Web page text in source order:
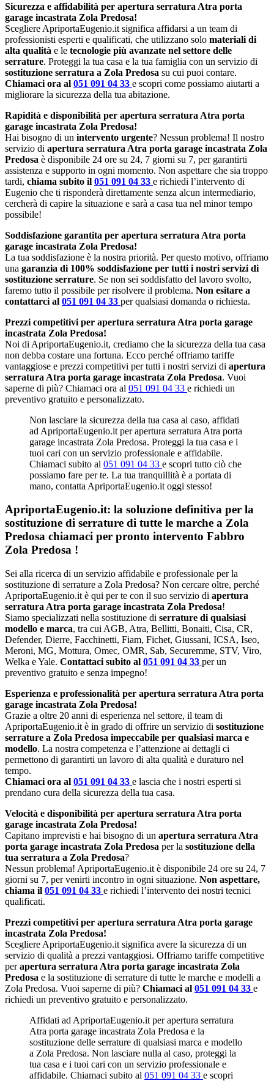
Sicurezza e affidabilità per apertura serratura Atra porta
garage incastrata Zola Predosa!
Scegliere ApriportaEugenio.it significa affidarsi a un team di
professionisti esperti e qualificati, che utilizzano solo materiali di
alta qualità e le tecnologie più avanzate nel settore delle
serrature. Proteggi la tua casa e la tua famiglia con un servizio di
sostituzione serratura a Zola Predosa su cui puoi contare.
Chiamaci ora al 051 091 04 33 e scopri come possiamo aiutarti a
migliorare la sicurezza della tua abitazione.
Rapidità e disponibilità per apertura serratura Atra porta
garage incastrata Zola Predosa!
Hai bisogno di un intervento urgente? Nessun problema! Il nostro
servizio di apertura serratura Atra porta garage incastrata Zola
Predosa è disponibile 24 ore su 24, 7 giorni su 7, per garantirti
assistenza e supporto in ogni momento. Non aspettare che sia troppo
tardi, chiama subito il 051 091 04 33 e richiedi l’intervento di
Eugenio che ti risponderà direttamente senza alcun intermediario,
cercherà di capire la situazione e sarà a casa tua nel minor tempo
possibile!
Soddisfazione garantita per apertura serratura Atra porta
garage incastrata Zola Predosa!
La tua soddisfazione è la nostra priorità. Per questo motivo, offriamo
una garanzia di 100% soddisfazione per tutti i nostri servizi di
sostituzione serrature. Se non sei soddisfatto del lavoro svolto,
faremo tutto il possibile per risolvere il problema. Non esitare a
contattarci al 051 091 04 33 per qualsiasi domanda o richiesta.
Prezzi competitivi per apertura serratura Atra porta garage
incastrata Zola Predosa!
Noi di ApriportaEugenio.it, crediamo che la sicurezza della tua casa
non debba costare una fortuna. Ecco perché offriamo tariffe
vantaggiose e prezzi competitivi per tutti i nostri servizi di apertura
serratura Atra porta garage incastrata Zola Predosa. Vuoi
saperne di più? Chiamaci ora al 051 091 04 33 e richiedi un
preventivo gratuito e personalizzato.
Non lasciare la sicurezza della tua casa al caso, affidati
ad ApriportaEugenio.it per apertura serratura Atra porta
garage incastrata Zola Predosa. Proteggi la tua casa e i
tuoi cari con un servizio professionale e affidabile.
Chiamaci subito al 051 091 04 33 e scopri tutto ciò che
possiamo fare per te. La tua tranquillità è a portata di
mano, contatta ApriportaEugenio.it oggi stesso!
ApriportaEugenio.it: la soluzione definitiva per la
sostituzione di serrature di tutte le marche a Zola
Predosa chiamaci per pronto intervento Fabbro
Zola Predosa !
Sei alla ricerca di un servizio affidabile e professionale per la
sostituzione di serrature a Zola Predosa? Non cercare oltre, perché
ApriportaEugenio.it è qui per te con il suo servizio di apertura
serratura Atra porta garage incastrata Zola Predosa!
Siamo specializzati nella sostituzione di serrature di qualsiasi
modello e marca, tra cui AGB, Atra, Bellitti, Bonaiti, Cisa, CR,
Defender, Dierre, Facchinetti, Fiam, Fichet, Giussani, ICSA, Iseo,
Meroni, MG, Mottura, Omec, OMR, Sab, Securemme, STV, Viro,
Welka e Yale. Contattaci subito al 051 091 04 33 per un
preventivo gratuito e senza impegno!
Esperienza e professionalità per apertura serratura Atra porta
garage incastrata Zola Predosa!
Grazie a oltre 20 anni di esperienza nel settore, il team di
ApriportaEugenio.it è in grado di offrire un servizio di sostituzione
serrature a Zola Predosa impeccabile per qualsiasi marca e
modello. La nostra competenza e l’attenzione ai dettagli ci
permettono di garantirti un lavoro di alta qualità e duraturo nel
tempo.
Chiamaci ora al 051 091 04 33 e lascia che i nostri esperti si
prendano cura della sicurezza della tua casa.
Velocità e disponibilità per apertura serratura Atra porta
garage incastrata Zola Predosa!
Capitano imprevisti e hai bisogno di un apertura serratura Atra
porta garage incastrata Zola Predosa per la sostituzione della
tua serratura a Zola Predosa?
Nessun problema! ApriportaEugenio.it è disponibile 24 ore su 24, 7
giorni su 7, per venirti incontro in ogni situazione. Non aspettare,
chiama il 051 091 04 33 e richiedi l’intervento dei nostri tecnici
qualificati.
Prezzi competitivi per apertura serratura Atra porta garage
incastrata Zola Predosa!
Scegliere ApriportaEugenio.it significa avere la sicurezza di un
servizio di qualità a prezzi vantaggiosi. Offriamo tariffe competitive
perapertura serratura Atra porta garage incastrata Zola
Predosa e la sostituzione di serrature di tutte le marche e modelli a
Zola Predosa. Vuoi saperne di più? Chiamaci al 051 091 04 33 e
richiedi un preventivo gratuito e personalizzato.
Affidati ad ApriportaEugenio.it per apertura serratura
Atra porta garage incastrata Zola Predosa e la
sostituzione delle serrature di qualsiasi marca e modello
a Zola Predosa. Non lasciare nulla al caso, proteggi la
tua casa e i tuoi cari con un servizio professionale e
affidabile. Chiamaci subito al 051 091 04 33 e scopri